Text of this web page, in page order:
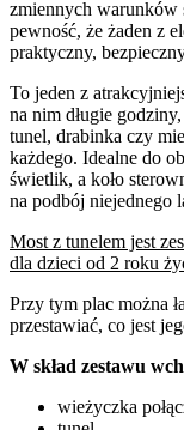
zmiennych warunków
pewność, że żaden z
praktyczny,
To jeden z
na nim długie
tunel, drabinka czy
każdego. Idealne do
świetlik, a koło
na podbój niejednego
Most z tunelem jest
dla dzieci od 2 roku
Przy tym plac można
przestawiać, co jest
W skład zestawu
wieżyczka